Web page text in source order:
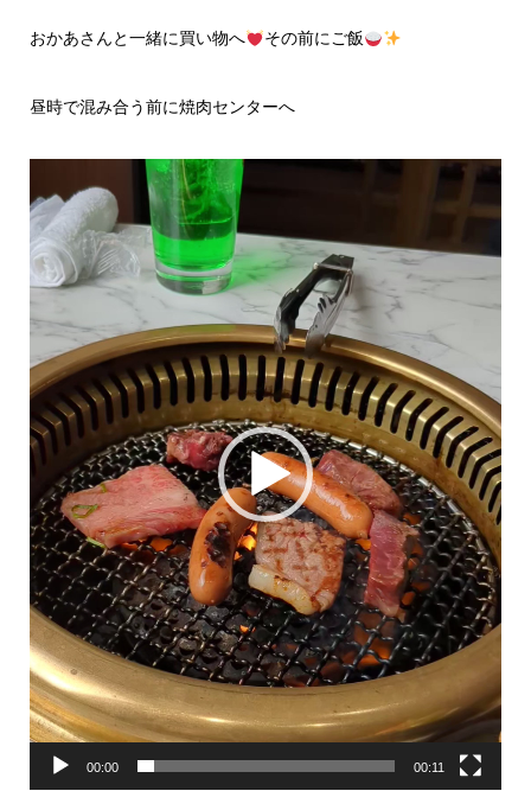
おかあさんと一緒に買い物へ その前にご飯
昼時で混み合う前に焼肉センターへ
画
プ
レ
ー
ー
00:00 00:11